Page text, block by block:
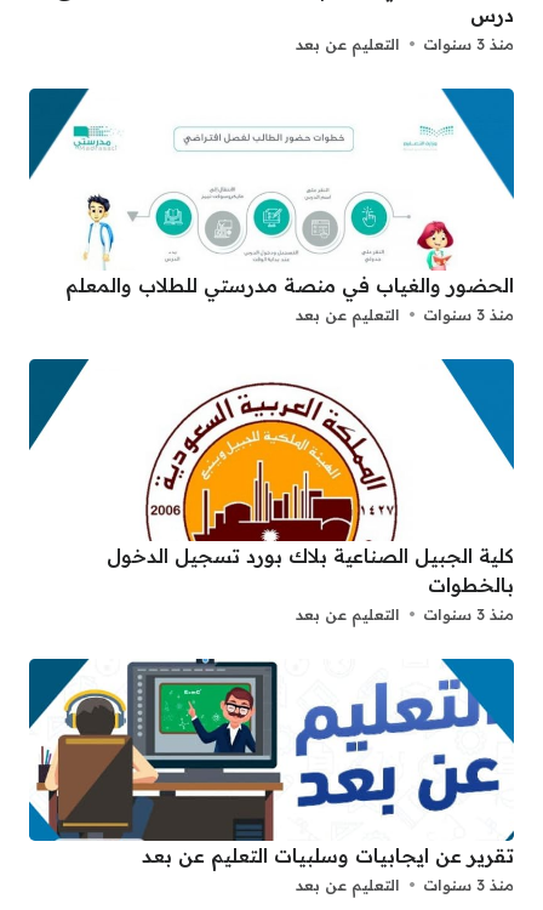
درس
منذ 3 سنوات التعليم عن بعد
الحضور والغياب في منصة مدرستي للطلاب والمعلم
منذ 3 سنوات التعليم عن بعد
كلية الجبيل الصناعية بلاك بورد تسجيل الدخول
بالخطوات
منذ 3 سنوات التعليم عن بعد
تقرير عن ايجابيات وسلبيات التعليم عن بعد
منذ 3 سنوات التعليم عن بعد